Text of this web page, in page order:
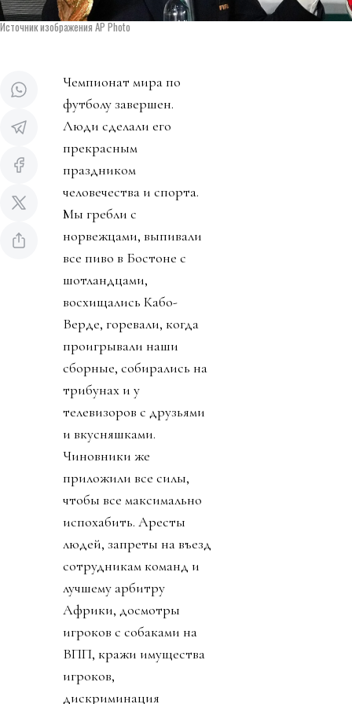
Источник изображения AP Photo
Чемпионат мира по
футболу завершен.
Люди сделали его
прекрасным
праздником
человечества и спорта.
Мы гребли с
норвежцами, выпивали
все пиво в Бостоне с
шотландцами,
восхищались Кабо-
Верде, горевали, когда
проигрывали наши
сборные, собирались на
трибунах и у
телевизоров с друзьями
и вкусняшками.
Чиновники же
приложили все силы,
чтобы все максимально
испохабить. Аресты
людей, запреты на въезд
сотрудникам команд и
лучшему арбитру
Африки, досмотры
игроков с собаками на
ВПП, кражи имущества
игроков,
дискриминация